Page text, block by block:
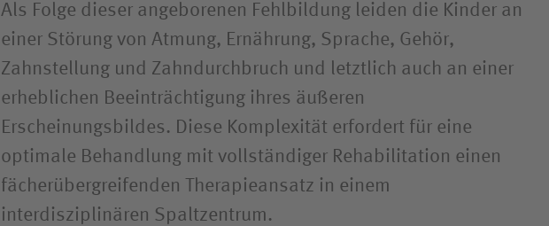
Als Folge dieser angeborenen Fehlbildung leiden die Kinder an
einer Störung von Atmung, Ernährung, Sprache, Gehör,
Zahnstellung und Zahndurchbruch und letztlich auch an einer
erheblichen Beeinträchtigung ihres äußeren
Erscheinungsbildes. Diese Komplexität erfordert für eine
optimale Behandlung mit vollständiger Rehabilitation einen
fächerübergreifenden Therapieansatz in einem
interdisziplinären Spaltzentrum.